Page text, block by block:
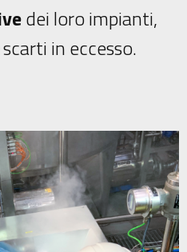
dei loro impianti,
in eccesso.